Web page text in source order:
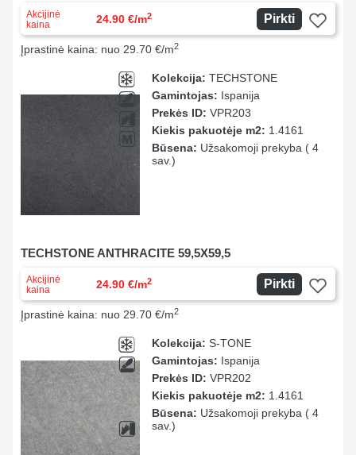
Akcijinė
kaina
24.90 €/m2 Pirkti
Įprastinė kaina: nuo 29.70 €/m2
Kolekcija: TECHSTONE
Gamintojas: Ispanija
Prekės ID: VPR203
Kiekis pakuotėje m2: 1.4161
Būsena: Užsakomoji prekyba ( 4
sav.)
TECHSTONE ANTHRACITE 59,5X59,5
Akcijinė
kaina
24.90 €/m2 Pirkti
Įprastinė kaina: nuo 29.70 €/m2
Kolekcija: S-TONE
Gamintojas: Ispanija
Prekės ID: VPR202
Kiekis pakuotėje m2: 1.4161
Būsena: Užsakomoji prekyba ( 4
sav.)